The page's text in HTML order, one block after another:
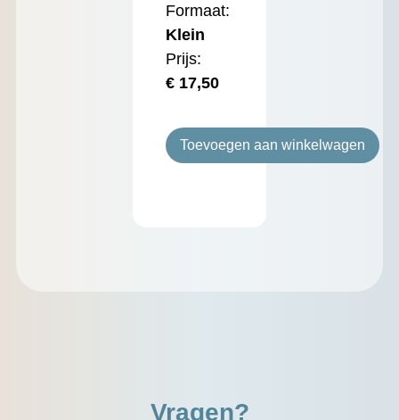
Formaat:
Klein
Prijs:
€17,50
Toevoegen aan winkelwagen
Vragen?